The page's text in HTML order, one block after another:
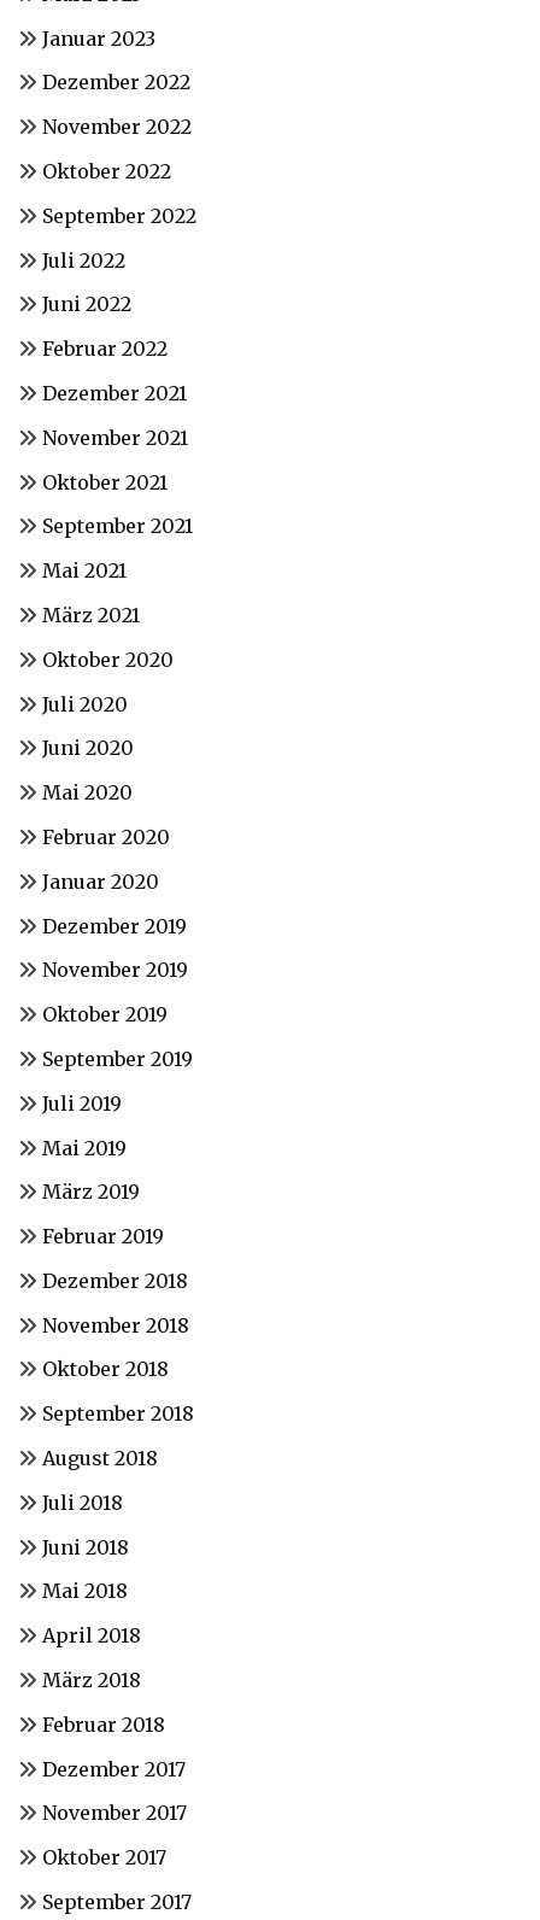
Januar 2023
Dezember 2022
November 2022
Oktober 2022
September 2022
Juli 2022
Juni 2022
Februar 2022
Dezember 2021
November 2021
Oktober 2021
September 2021
Mai 2021
März 2021
Oktober 2020
Juli 2020
Juni 2020
Mai 2020
Februar 2020
Januar 2020
Dezember 2019
November 2019
Oktober 2019
September 2019
Juli 2019
Mai 2019
März 2019
Februar 2019
Dezember 2018
November 2018
Oktober 2018
September 2018
August 2018
Juli 2018
Juni 2018
Mai 2018
April 2018
März 2018
Februar 2018
Dezember 2017
November 2017
Oktober 2017
September 2017